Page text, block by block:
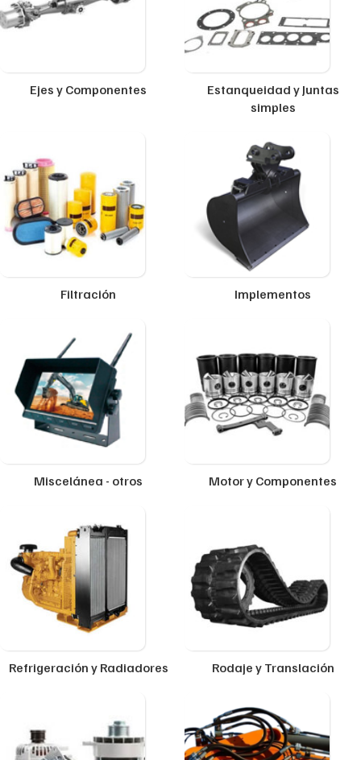
Ejes y Componentes
Estanqueidad y Juntas
simples
Filtración Implementos
Miscelánea - otros Motor y Componentes
Refrigeración y Radiadores Rodaje y Translación